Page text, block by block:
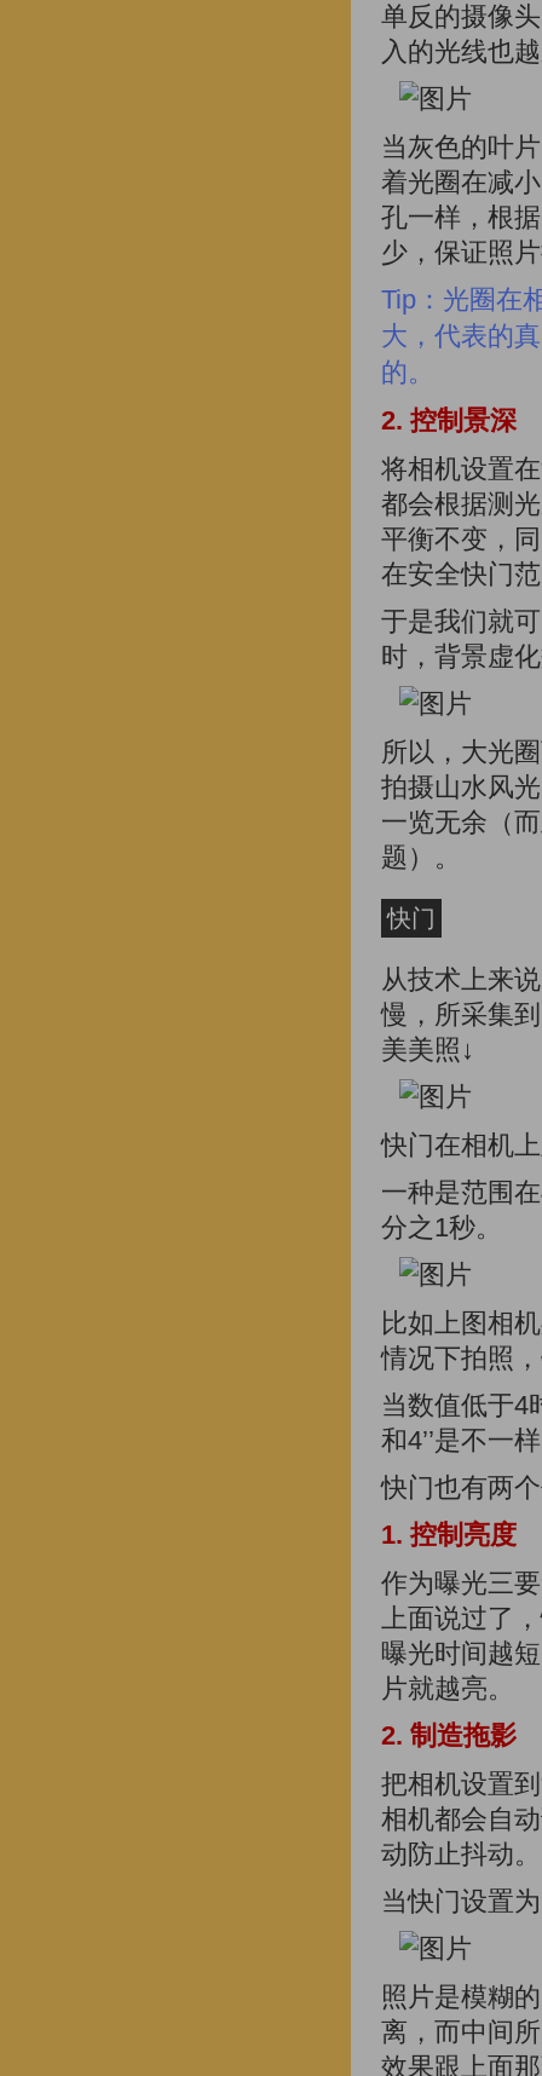
单反的摄像
入的光线也
当灰色的叶
着光圈在减
孔一样，根
少，保证照
Tip：光圈在
大，代表的
的。
2. 控制景深
将相机设置
都会根据测
平衡不变，
在安全快门
于是我们就
时，背景虚
所以，大光
拍摄山水风
一览无余（
题）。
快门
从技术上来
慢，所采集
美美照↓
快门在相机
一种是范围
分之1秒。
比如上图相
情况下拍照
当数值低于4
和4’’是不一
快门也有两
1. 控制亮度
作为曝光三
上面说过了
曝光时间越
片就越亮。
2. 制造拖影
把相机设置
相机都会自
动防止抖动。
当快门设置
照片是模糊
离，而中间
效果跟上面